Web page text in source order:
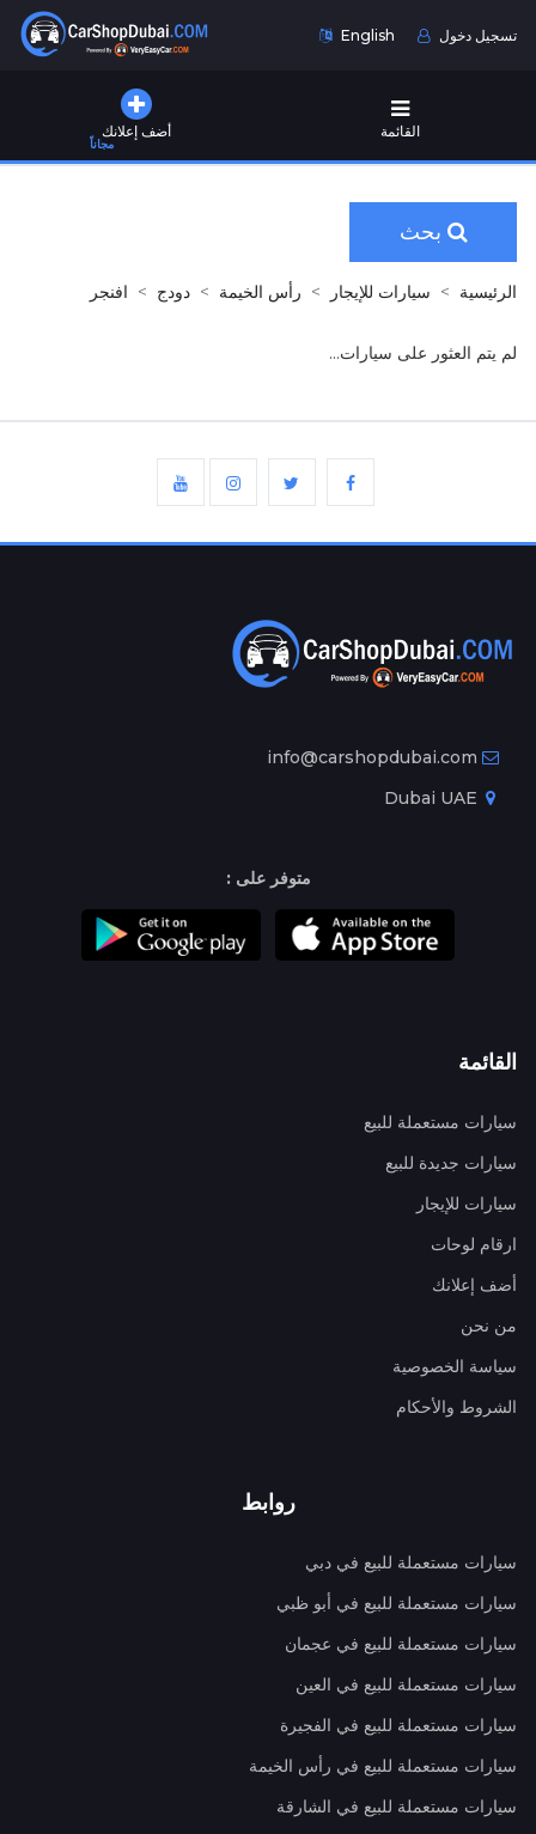
English تسجيل دخول
أضف إعلانك
مجاناً
القائمة
بحث
الرئيسية سيارات للإيجار رأس الخيمة دودج افنجر
لم يتم العثور على سيارات...
info@carshopdubai.com
متوفر على :
القائمة
سيارات مستعملة للبيع
سيارات جديدة للبيع
سيارات للإيجار
ارقام لوحات
أضف إعلانك
من نحن
سياسة الخصوصية
الشروط والأحكام
روابط
سيارات مستعملة للبيع في دبي
سيارات مستعملة للبيع في أبو ظبي
سيارات مستعملة للبيع في عجمان
سيارات مستعملة للبيع في العين
سيارات مستعملة للبيع في الفجيرة
سيارات مستعملة للبيع في رأس الخيمة
سيارات مستعملة للبيع في الشارقة